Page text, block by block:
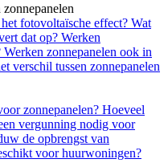
fotovoltaïsche effect? Wat
dat op? Werken
Werken zonnepanelen ook in
verschil tussen zonnepanelen
zonnepanelen? Hoeveel
vergunning nodig voor
de opbrengst van
voor huurwoningen?